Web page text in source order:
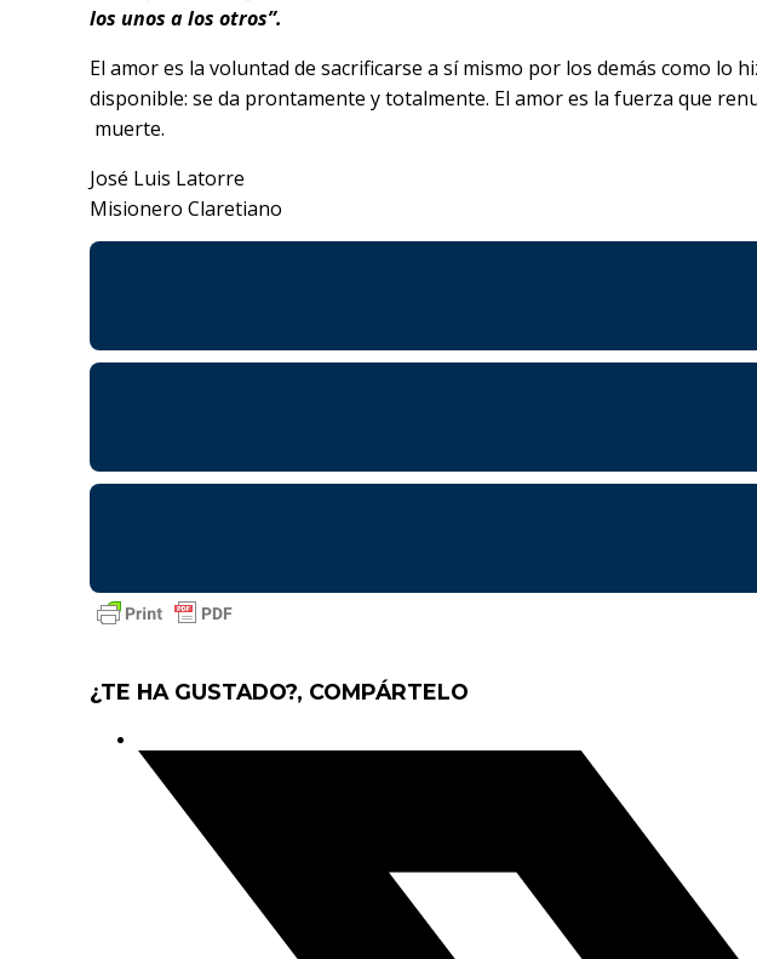
los unos a los otros”.
El amor es la voluntad de sacrificarse a sí mismo por los demás como lo
disponible: se da prontamente y totalmente. El amor es la fuerza que
muerte.
José Luis Latorre
Misionero Claretiano
¿TE HA GUSTADO?, COMPÁRTELO